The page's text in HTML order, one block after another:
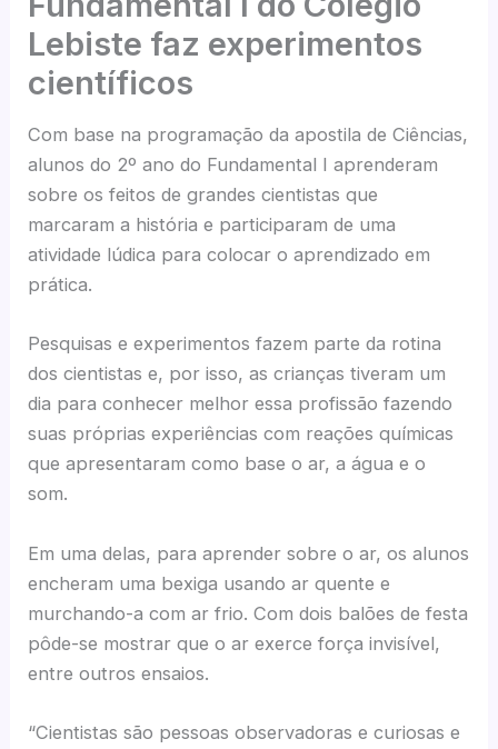
Lebiste faz experimentos
científicos
Com base na programação da apostila de Ciências,
alunos do 2º ano do Fundamental I aprenderam
sobre os feitos de grandes cientistas que
marcaram a história e participaram de uma
atividade lúdica para colocar o aprendizado em
prática.
Pesquisas e experimentos fazem parte da rotina
dos cientistas e, por isso, as crianças tiveram um
dia para conhecer melhor essa profissão fazendo
suas próprias experiências com reações químicas
que apresentaram como base o ar, a água e o
som.
Em uma delas, para aprender sobre o ar, os alunos
encheram uma bexiga usando ar quente e
murchando-a com ar frio. Com dois balões de festa
pôde-se mostrar que o ar exerce força invisível,
entre outros ensaios.
“Cientistas são pessoas observadoras e curiosas e